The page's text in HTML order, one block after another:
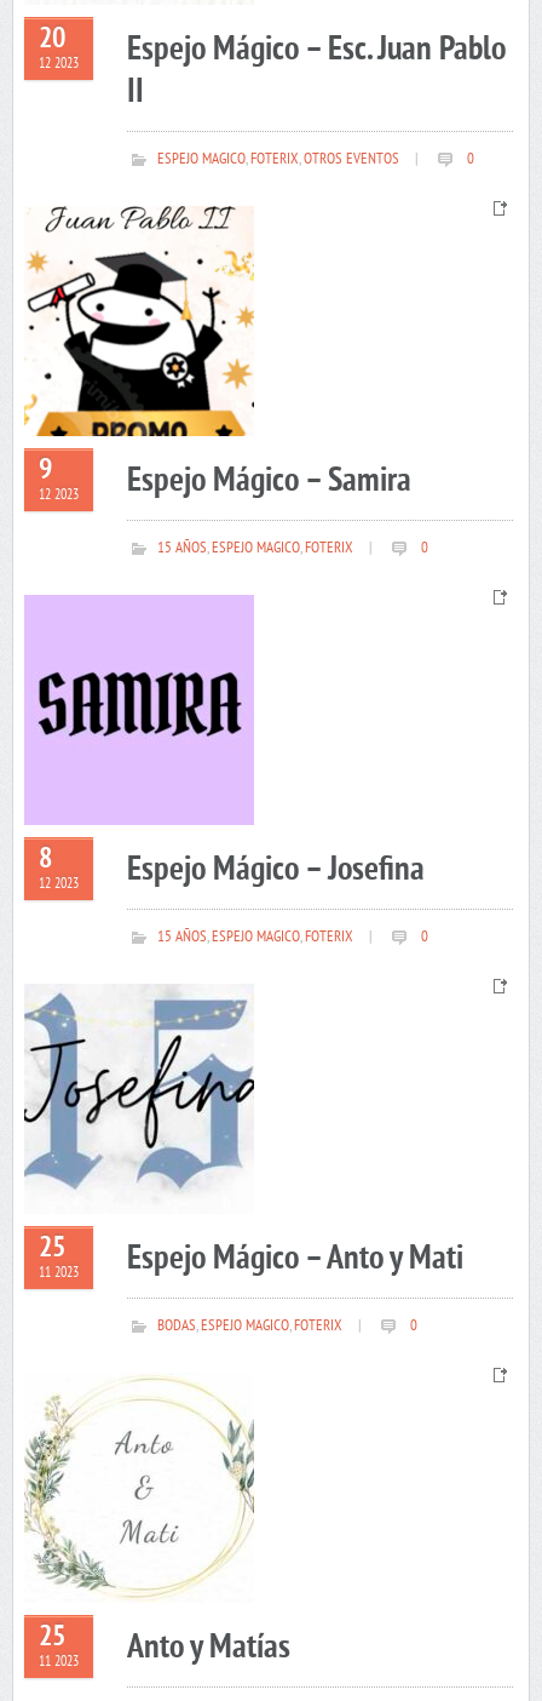
20
12 2023
Espejo Mágico – Esc. Juan Pablo
II
ESPEJO MAGICO,FOTERIX,OTROS EVENTOS 0
9
12 2023 Espejo Mágico – Samira
15 AÑOS,ESPEJO MAGICO,FOTERIX 0
8
12 2023 Espejo Mágico – Josefina
15 AÑOS,ESPEJO MAGICO,FOTERIX 0
25
11 2023 Espejo Mágico – Anto y Mati
BODAS,ESPEJO MAGICO,FOTERIX 0
25
11 2023 Anto y Matías